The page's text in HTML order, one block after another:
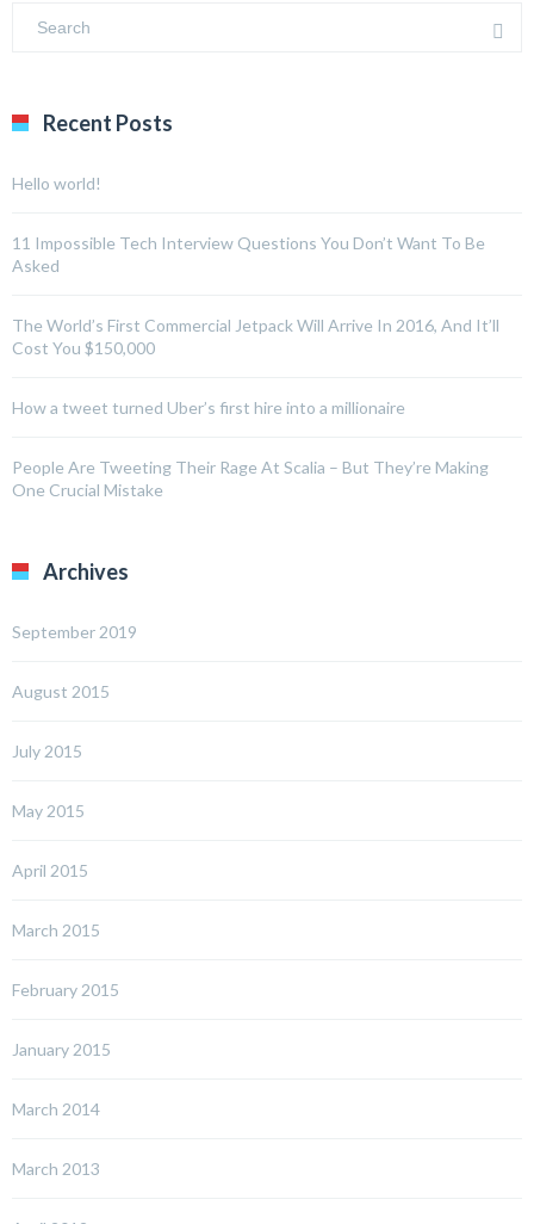
Recent Posts
Hello world!
11 Impossible Tech Interview Questions You Don’t Want To Be
Asked
The World’s First Commercial Jetpack Will Arrive In 2016, And It’ll
Cost You $150,000
How a tweet turned Uber’s first hire into a millionaire
People Are Tweeting Their Rage At Scalia – But They’re Making
One Crucial Mistake
Archives
September 2019
August 2015
July 2015
May 2015
April 2015
March 2015
February 2015
January 2015
March 2014
March 2013